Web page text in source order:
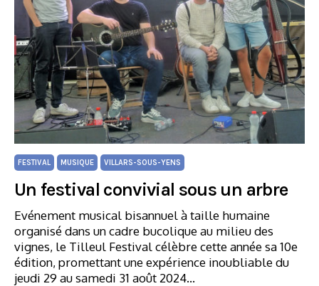
FESTIVAL MUSIQUE VILLARS-SOUS-YENS
Un festival convivial sous un arbre
Evénement musical bisannuel à taille humaine
organisé dans un cadre bucolique au milieu des
vignes, le Tilleul Festival célèbre cette année sa 10e
édition, promettant une expérience inoubliable du
jeudi 29 au samedi 31 août 2024…